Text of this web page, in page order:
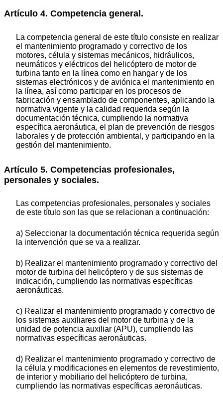
Artículo 4. Competencia general.
La competencia general de este título consiste en realizar
el mantenimiento programado y correctivo de los
motores, célula y sistemas mecánicos, hidráulicos,
neumáticos y eléctricos del helicóptero de motor de
turbina tanto en la línea como en hangar y de los
sistemas electrónicos y de aviónica el mantenimiento en
la línea, así como participar en los procesos de
fabricación y ensamblado de componentes, aplicando la
normativa vigente y la calidad requerida según la
documentación técnica, cumpliendo la normativa
específica aeronáutica, el plan de prevención de riesgos
laborales y de protección ambiental, y participando en la
gestión del mantenimiento.
Artículo 5. Competencias profesionales,
personales y sociales.
Las competencias profesionales, personales y sociales
de este título son las que se relacionan a continuación:
a) Seleccionar la documentación técnica requerida según
la intervención que se va a realizar.
b) Realizar el mantenimiento programado y correctivo del
motor de turbina del helicóptero y de sus sistemas de
indicación, cumpliendo las normativas específicas
aeronáuticas.
c) Realizar el mantenimiento programado y correctivo de
los sistemas auxiliares del motor de turbina y de la
unidad de potencia auxiliar (APU), cumpliendo las
normativas específicas aeronáuticas.
d) Realizar el mantenimiento programado y correctivo de
la célula y modificaciones en elementos de revestimiento,
de interior y mobiliario del helicóptero de turbina,
cumpliendo las normativas específicas aeronáuticas.